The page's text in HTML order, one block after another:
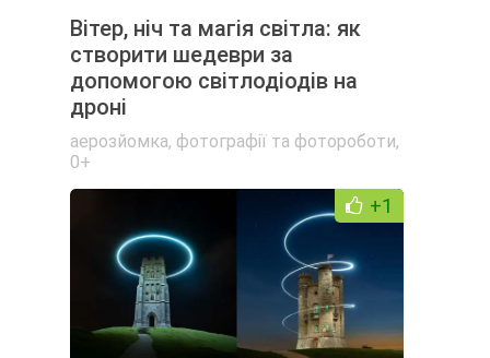
Вітер, ніч та магія світла: як
створити шедеври за
допомогою світлодіодів на
дроні
аерозйомка, фотографії та фотороботи,
0+
+1